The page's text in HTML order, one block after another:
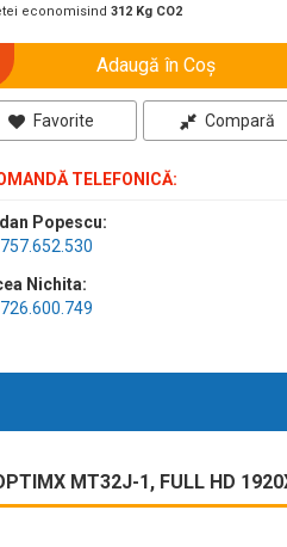
economisind312 Kg CO2
Adaugă în Coş
Favorite Compară
TELEFONICĂ:
Popescu:
Nichita:
MT32J-1, FULL HD